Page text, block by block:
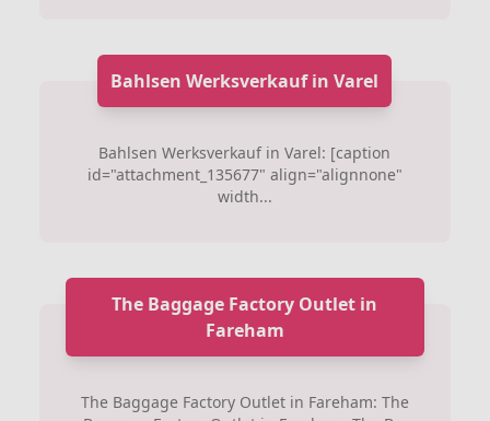
Bahlsen Werksverkauf in Varel
Bahlsen Werksverkauf in Varel: [caption
id="attachment_135677" align="alignnone"
width...
The Baggage Factory Outlet in
Fareham
The Baggage Factory Outlet in Fareham: The